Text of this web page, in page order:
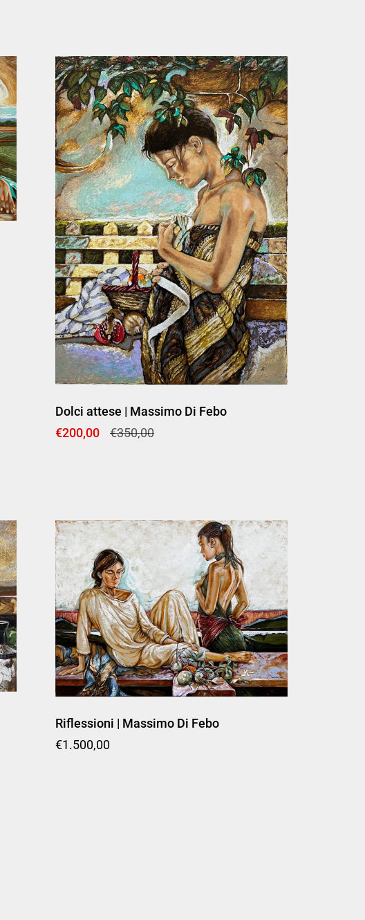
Dolci attese | Massimo Di Febo
Prezzo di listino
€200,00 Prezzo di vendita
€350,00
Riflessioni | Massimo Di Febo
Prezzo di listino
€1.500,00